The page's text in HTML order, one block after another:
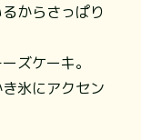
からさっぱり
ズケーキ。
氷にアクセン